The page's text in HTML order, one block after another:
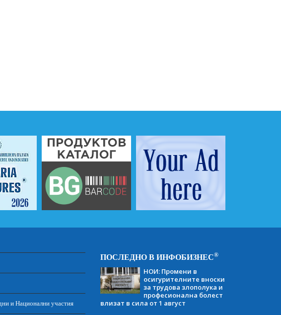
и Национални участия
ПОСЛЕДНО В ИНФОБИЗНЕС®
НОИ: Промени в
осигурителните вноски
за трудова злополука и
професионална болест
влизат в сила от 1 август